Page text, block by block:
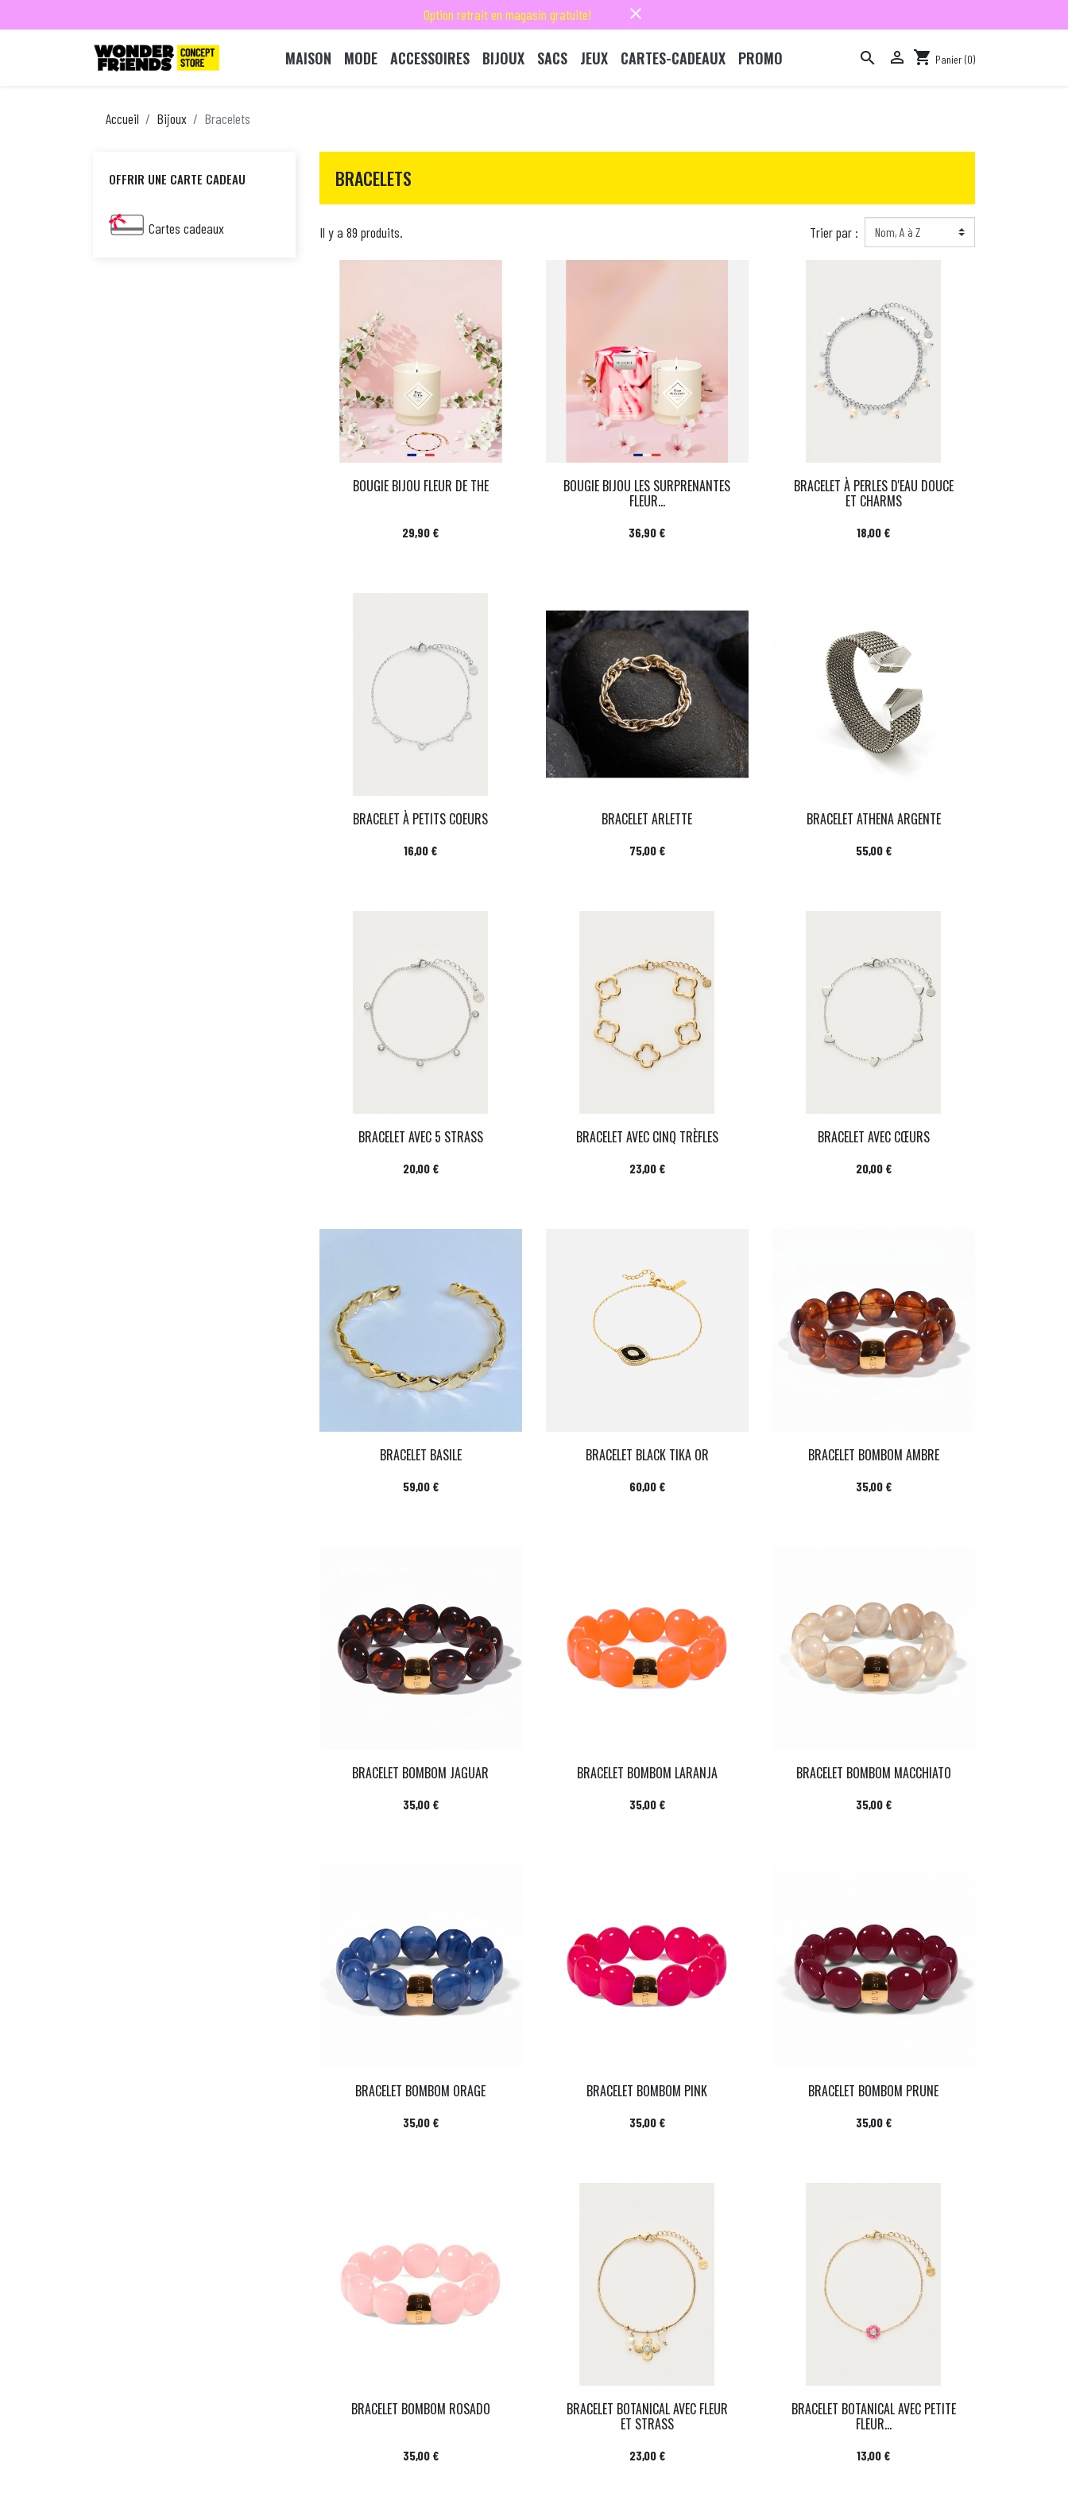
Option retrait en magasin gratuite! close
MAISON MODE ACCESSOIRES BIJOUX SACS JEUX CARTES-CADEAUX PROMO   shopping_cart Panier (0)
Accueil Bijoux Bracelets
OFFRIR UNE CARTE CADEAU
Cartes cadeaux
BRACELETS
Il y a 89 produits. Trier par :
BOUGIE BIJOU FLEUR DE THE
Prix
29,90 €
BOUGIE BIJOU LES SURPRENANTES
FLEUR...
Prix
36,90 €
BRACELET À PERLES D'EAU DOUCE
ET CHARMS
Prix
18,00 €
BRACELET À PETITS COEURS
Prix
16,00 €
BRACELET ARLETTE
Prix
75,00 €
BRACELET ATHENA ARGENTE
Prix
55,00 €
BRACELET AVEC 5 STRASS
Prix
20,00 €
BRACELET AVEC CINQ TRÈFLES
Prix
23,00 €
BRACELET AVEC CŒURS
Prix
20,00 €
BRACELET BASILE
Prix
59,00 €
BRACELET BLACK TIKA OR
Prix
60,00 €
BRACELET BOMBOM AMBRE
Prix
35,00 €
BRACELET BOMBOM JAGUAR
Prix
35,00 €
BRACELET BOMBOM LARANJA
Prix
35,00 €
BRACELET BOMBOM MACCHIATO
Prix
35,00 €
BRACELET BOMBOM ORAGE
Prix
35,00 €
BRACELET BOMBOM PINK
Prix
35,00 €
BRACELET BOMBOM PRUNE
Prix
35,00 €
BRACELET BOMBOM ROSADO
Prix
35,00 €
BRACELET BOTANICAL AVEC FLEUR
ET STRASS
Prix
23,00 €
BRACELET BOTANICAL AVEC PETITE
FLEUR...
Prix
13,00 €